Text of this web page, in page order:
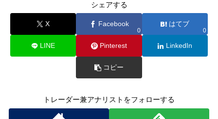
シェアする
X Facebook
0
はてブ
0
LINE Pinterest LinkedIn
コピー
トレーダー兼アナリストをフォローする